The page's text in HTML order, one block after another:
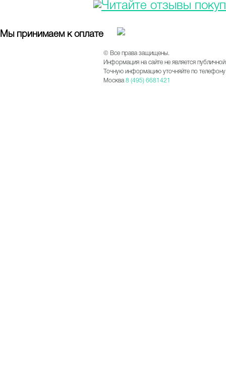
Мы принимаем к оплате
© Все права защищены.
Информация на сайте не является
Точную информацию уточняйте по телефону
Москва 8 (495) 6681421